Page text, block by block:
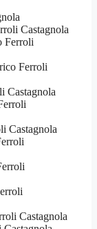
Castagnola
Ferroli
Ferroli
Castagnola
Castagnola
Castagnola